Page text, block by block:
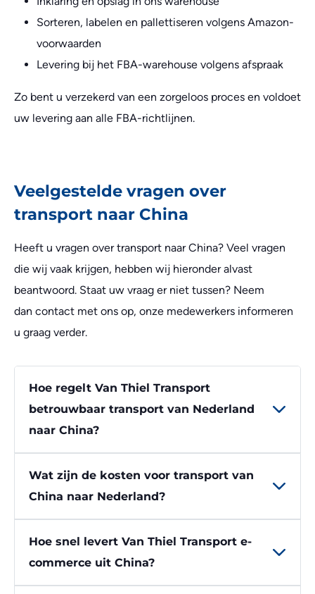
Sorteren, labelen en pallettiseren volgens Amazon-
voorwaarden
Levering bij het FBA-warehouse volgens afspraak
Zo bent u verzekerd van een zorgeloos proces en voldoet
uw levering aan alle FBA-richtlijnen.
Veelgestelde vragen over
transport naar China
Heeft u vragen over transport naar China? Veel vragen
die wij vaak krijgen, hebben wij hieronder alvast
beantwoord. Staat uw vraag er niet tussen? Neem
dan contact met ons op, onze medewerkers informeren
u graag verder.
Hoe regelt Van Thiel Transport
betrouwbaar transport van Nederland
naar China?
Wat zijn de kosten voor transport van
China naar Nederland?
Hoe snel levert Van Thiel Transport e-
commerce uit China?